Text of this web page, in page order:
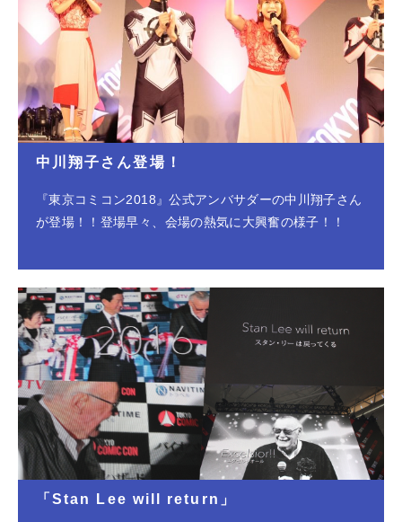
中川翔子さん登場！
『東京コミコン2018』公式アンバサダーの中川翔子さん
が登場！！登場早々、会場の熱気に大興奮の様子！！
「Stan Lee will return」